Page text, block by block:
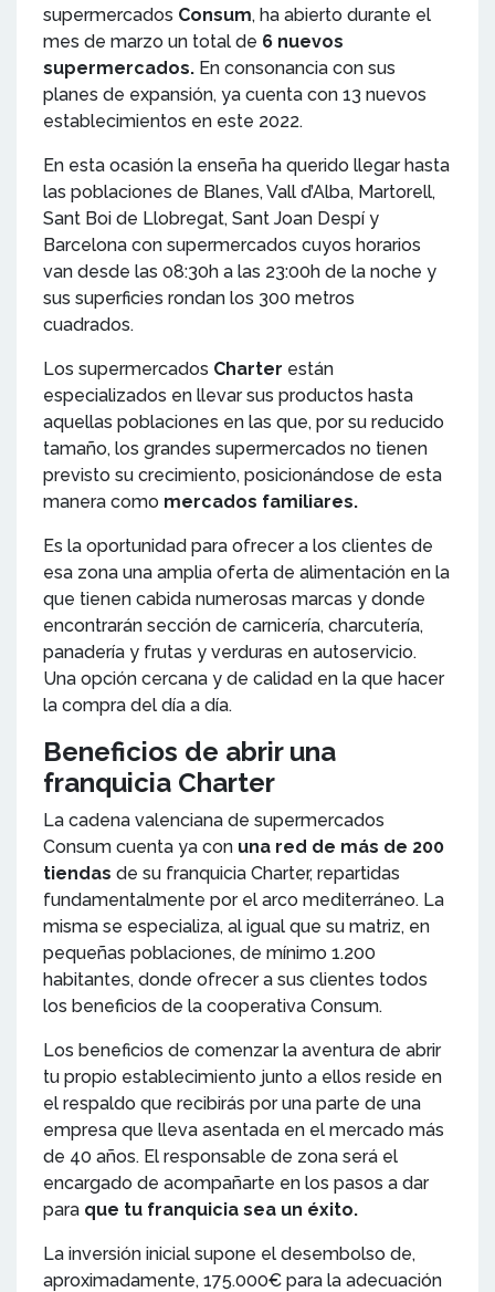
supermercados Consum, ha abierto durante el
mes de marzo un total de 6 nuevos
supermercados. En consonancia con sus
planes de expansión, ya cuenta con 13 nuevos
establecimientos en este 2022.
En esta ocasión la enseña ha querido llegar hasta
las poblaciones de Blanes, Vall d’Alba, Martorell,
Sant Boi de Llobregat, Sant Joan Despí y
Barcelona con supermercados cuyos horarios
van desde las 08:30h a las 23:00h de la noche y
sus superficies rondan los 300 metros
cuadrados.
Los supermercados Charter están
especializados en llevar sus productos hasta
aquellas poblaciones en las que, por su reducido
tamaño, los grandes supermercados no tienen
previsto su crecimiento, posicionándose de esta
manera como mercados familiares.
Es la oportunidad para ofrecer a los clientes de
esa zona una amplia oferta de alimentación en la
que tienen cabida numerosas marcas y donde
encontrarán sección de carnicería, charcutería,
panadería y frutas y verduras en autoservicio.
Una opción cercana y de calidad en la que hacer
la compra del día a día.
Beneficios de abrir una
franquicia Charter
La cadena valenciana de supermercados
Consum cuenta ya con una red de más de 200
tiendas de su franquicia Charter, repartidas
fundamentalmente por el arco mediterráneo. La
misma se especializa, al igual que su matriz, en
pequeñas poblaciones, de mínimo 1.200
habitantes, donde ofrecer a sus clientes todos
los beneficios de la cooperativa Consum.
Los beneficios de comenzar la aventura de abrir
tu propio establecimiento junto a ellos reside en
el respaldo que recibirás por una parte de una
empresa que lleva asentada en el mercado más
de 40 años. El responsable de zona será el
encargado de acompañarte en los pasos a dar
para que tu franquicia sea un éxito.
La inversión inicial supone el desembolso de,
aproximadamente, 175.000€ para la adecuación